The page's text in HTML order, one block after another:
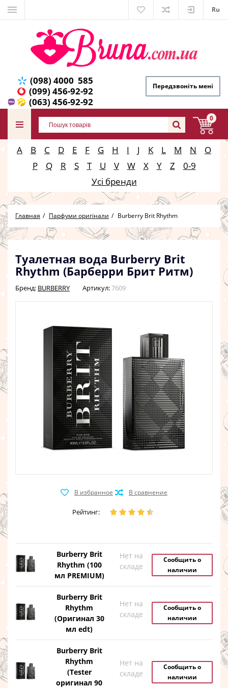
Ru
(098) 4000 585
(099) 456-92-92
(063) 456-92-92
Передзвоніть мені
0
A B C D E F G H I J K L M N
O
P
Q R S T U V W X Y Z
0-9
Усі бренди
Главная Парфуми оригінали Burberry Brit Rhythm
Туалетная вода Burberry Brit
Rhythm (Барберри Брит Ритм)
Бренд: BURBERRY Артикул:7609
Рейтинг:
Burberry Brit
Rhythm (100
мл PREMIUM)
Нет на
складе
Сообщить о
наличии
Burberry Brit
Rhythm
(Оригинал 30
мл edt)
Нет на
складе
Сообщить о
наличии
Burberry Brit
Rhythm
(Tester
оригинал 90
Нет на
складе
Сообщить о
наличии